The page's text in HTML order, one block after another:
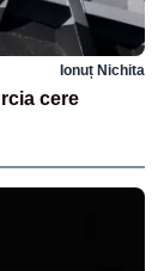
Ionuț Nichita
cere